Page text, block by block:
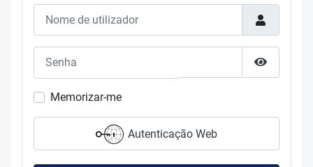
Mostrar
Memorizar-me
Autenticação Web